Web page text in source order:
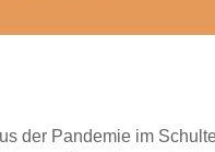
der Pandemie im